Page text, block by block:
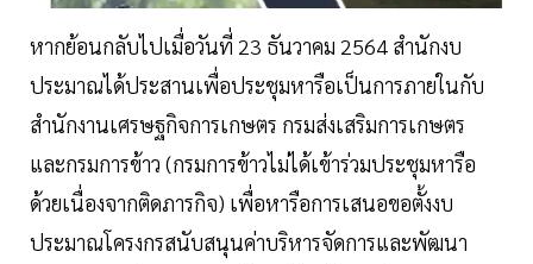
หากย้อนกลับไปเมื่อวันที่ 23 ธันวาคม 2564 สำนักงบ
ประมาณได้ประสานเพื่อประชุมหารือเป็นการภายในกับ
สำนักงานเศรษฐกิจการเกษตร กรมส่งเสริมการเกษตร
และกรมการข้าว (กรมการข้าวไม่ได้เข้าร่วมประชุมหารือ
ด้วยเนื่องจากติดภารกิจ) เพื่อหารือการเสนอขอตั้งงบ
ประมาณโครงกรสนับสนุนค่าบริหารจัดการและพัฒนา